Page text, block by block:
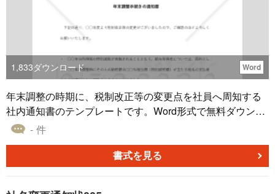
1,833ダウンロード Word
年末調整の時期に、税制改正等の変更点を社員へ周知する
社内通知書のテンプレートです。Word形式で無料ダウンロ
ードが可能で、特別減税・住宅取得等特別控除・所得税納
に合わせて編集できる人事・経理担当者向けフォーマット
です。 ■年末調整手続きの通知書とは 給与所得者を雇用す
- 件
書式を見る